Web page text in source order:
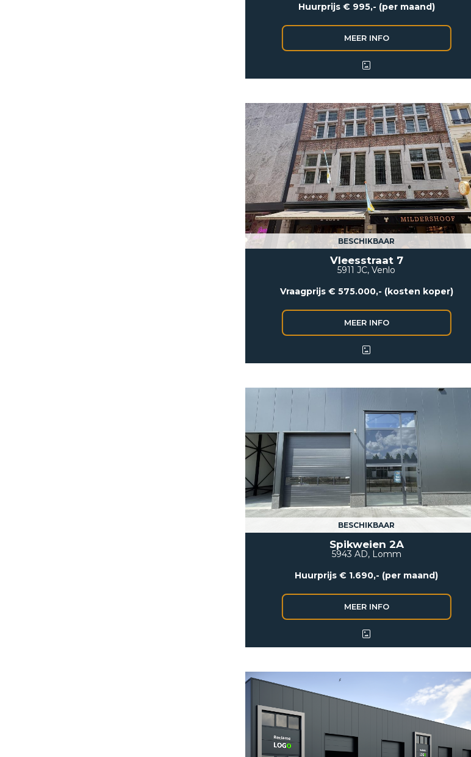
Huurprijs € 995,- (per maand)
BESCHIKBAAR
Vleesstraat 7
5911 JC, Venlo
Vraagprijs € 575.000,- (kosten koper)
BESCHIKBAAR
Spikweien 2A
5943 AD, Lomm
Huurprijs € 1.690,- (per maand)